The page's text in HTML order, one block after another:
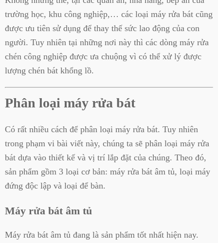
trường học, khu công nghiệp,… các loại máy rửa bát cũng
được ưu tiên sử dụng để thay thế sức lao động của con
người. Tuy nhiên tại những nơi này thì các dòng máy rửa
chén công nghiệp được ưa chuộng vì có thể xử lý được
lượng chén bát khổng lồ.
Phân loại máy rửa bát
Có rất nhiều cách để phân loại máy rửa bát. Tuy nhiên
trong phạm vi bài viết này, chúng ta sẽ phân loại máy rửa
bát dựa vào thiết kế và vị trí lắp đặt của chúng. Theo đó,
sản phẩm gồm 3 loại cơ bản: máy rửa bát âm tủ, loại máy
đứng độc lập và loại để bàn.
Máy rửa bát âm tủ
Máy rửa bát âm tủ đang là sản phẩm tốt nhất hiện nay.